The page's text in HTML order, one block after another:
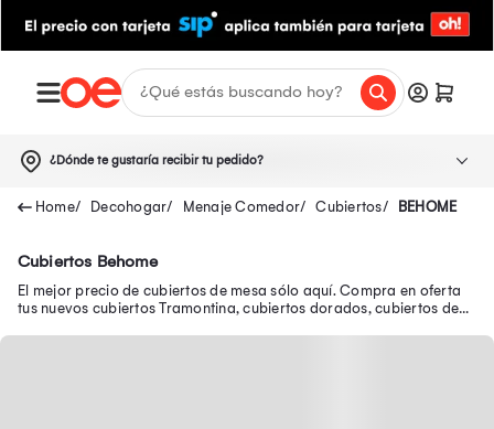
¿Dónde te gustaría recibir tu pedido?
Decohogar Menaje Comedor Cubiertos BEHOME
Cubiertos Behome
El mejor precio de cubiertos de mesa sólo aquí. Compra en oferta
tus nuevos cubiertos Tramontina, cubiertos dorados, cubiertos de